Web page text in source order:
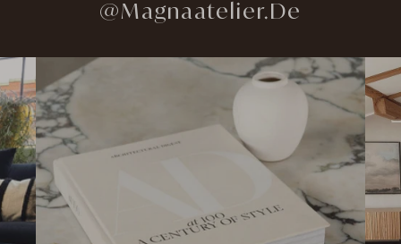
@Magnaatelier.de